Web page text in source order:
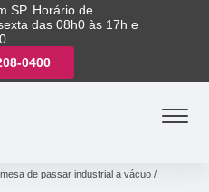
SP. Horário de
das 08h0 às 17h e
0400
mesa de passar industrial a vácuo